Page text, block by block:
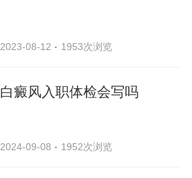
2023-08-12 1953次浏览
白癜风入职体检会写吗
2024-09-08 1952次浏览